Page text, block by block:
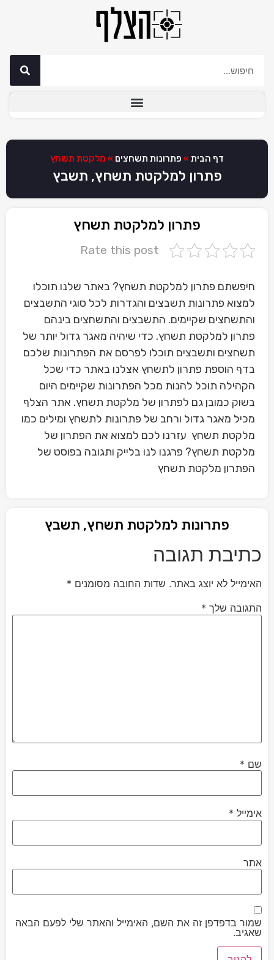
דף הבית » פתרונות תשחצים » מלקטת תשחץ
פתרון למלקטת תשחץ, תשבץ
פתרון למלקטת תשחץ
Rate this post
חיפשתם פתרון למלקטת תשחץ? באתר שלנו תוכלו
למצוא פתרונות תשבצים והגדרות לכל סוגי התשבצים
והתשחצים שקיימים. התשבצים והתשחצים בינהם
פתרון למלקטת תשחץ. כדי שיהיה מאגר גדול יותר של
תשחצים ותשבצים תוכלו לפרסם את הפתרונות שלכם
בדף הוספת פתרון לתשחץ אצלנו באתר כדי שכל
הקהילה תוכל להנות מכל הפתרונות שקיימים היום
בשוק כמובן גם לפתרון של מלקטת תשחץ. אתר הצלף
מכיל מאגר גדול ורחב של פתרונות לתשחץ ומילים כמו
מלקטת תשחץ עזרנו לכם למצוא את הפתרון של
מלקטת תשחץ? פרגנו לנו בלייק ותגובה בפוסט של
הפתרון מלקטת תשחץ
פתרונות למלקטת תשחץ, תשבץ
כתיבת תגובה
האימייל לא יוצג באתר. שדות החובה מסומנים *
התגובה שלך *
שם *
אימייל *
אתר
שמור בדפדפן זה את השם, האימייל והאתר שלי לפעם הבאה
שאגיב.